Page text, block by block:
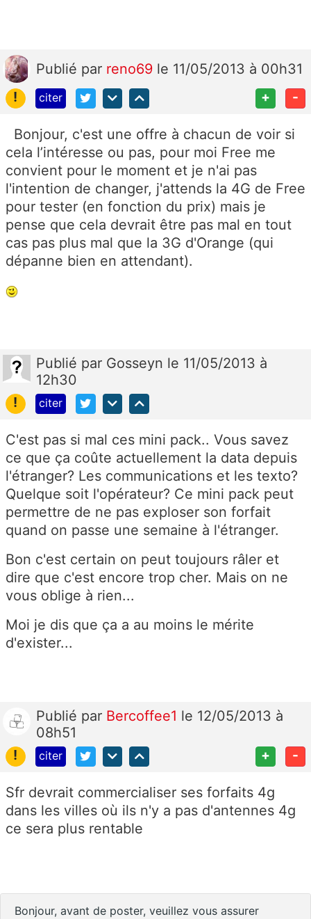
Publié par reno69 le 11/05/2013 à 00h31
!
citer + -
Bonjour, c'est une offre à chacun de voir si
cela l’intéresse ou pas, pour moi Free me
convient pour le moment et je n'ai pas
l'intention de changer, j'attends la 4G de Free
pour tester (en fonction du prix) mais je
pense que cela devrait être pas mal en tout
cas pas plus mal que la 3G d'Orange (qui
dépanne bien en attendant).
Publié par Gosseyn le 11/05/2013 à
12h30
!
citer
C'est pas si mal ces mini pack.. Vous savez
ce que ça coûte actuellement la data depuis
l'étranger? Les communications et les texto?
Quelque soit l'opérateur? Ce mini pack peut
permettre de ne pas exploser son forfait
quand on passe une semaine à l'étranger.
Bon c'est certain on peut toujours râler et
dire que c'est encore trop cher. Mais on ne
vous oblige à rien...
Moi je dis que ça a au moins le mérite
d'exister...
Publié par Bercoffee1 le 12/05/2013 à
08h51
!
citer + -
Sfr devrait commercialiser ses forfaits 4g
dans les villes où ils n'y a pas d'antennes 4g
ce sera plus rentable
Bonjour, avant de poster, veuillez vous assurer